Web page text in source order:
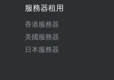
服務器租用
香港服務器
美國服務器
日本服務器